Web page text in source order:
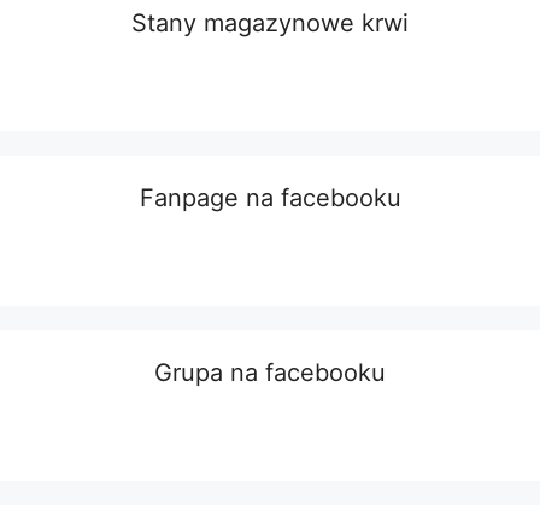
Stany magazynowe krwi
Fanpage na facebooku
Grupa na facebooku